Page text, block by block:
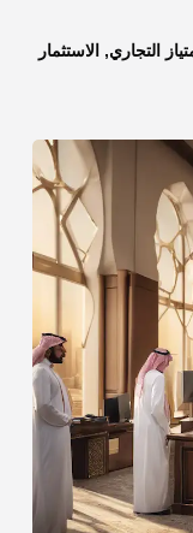
التجاري, الاستثمار